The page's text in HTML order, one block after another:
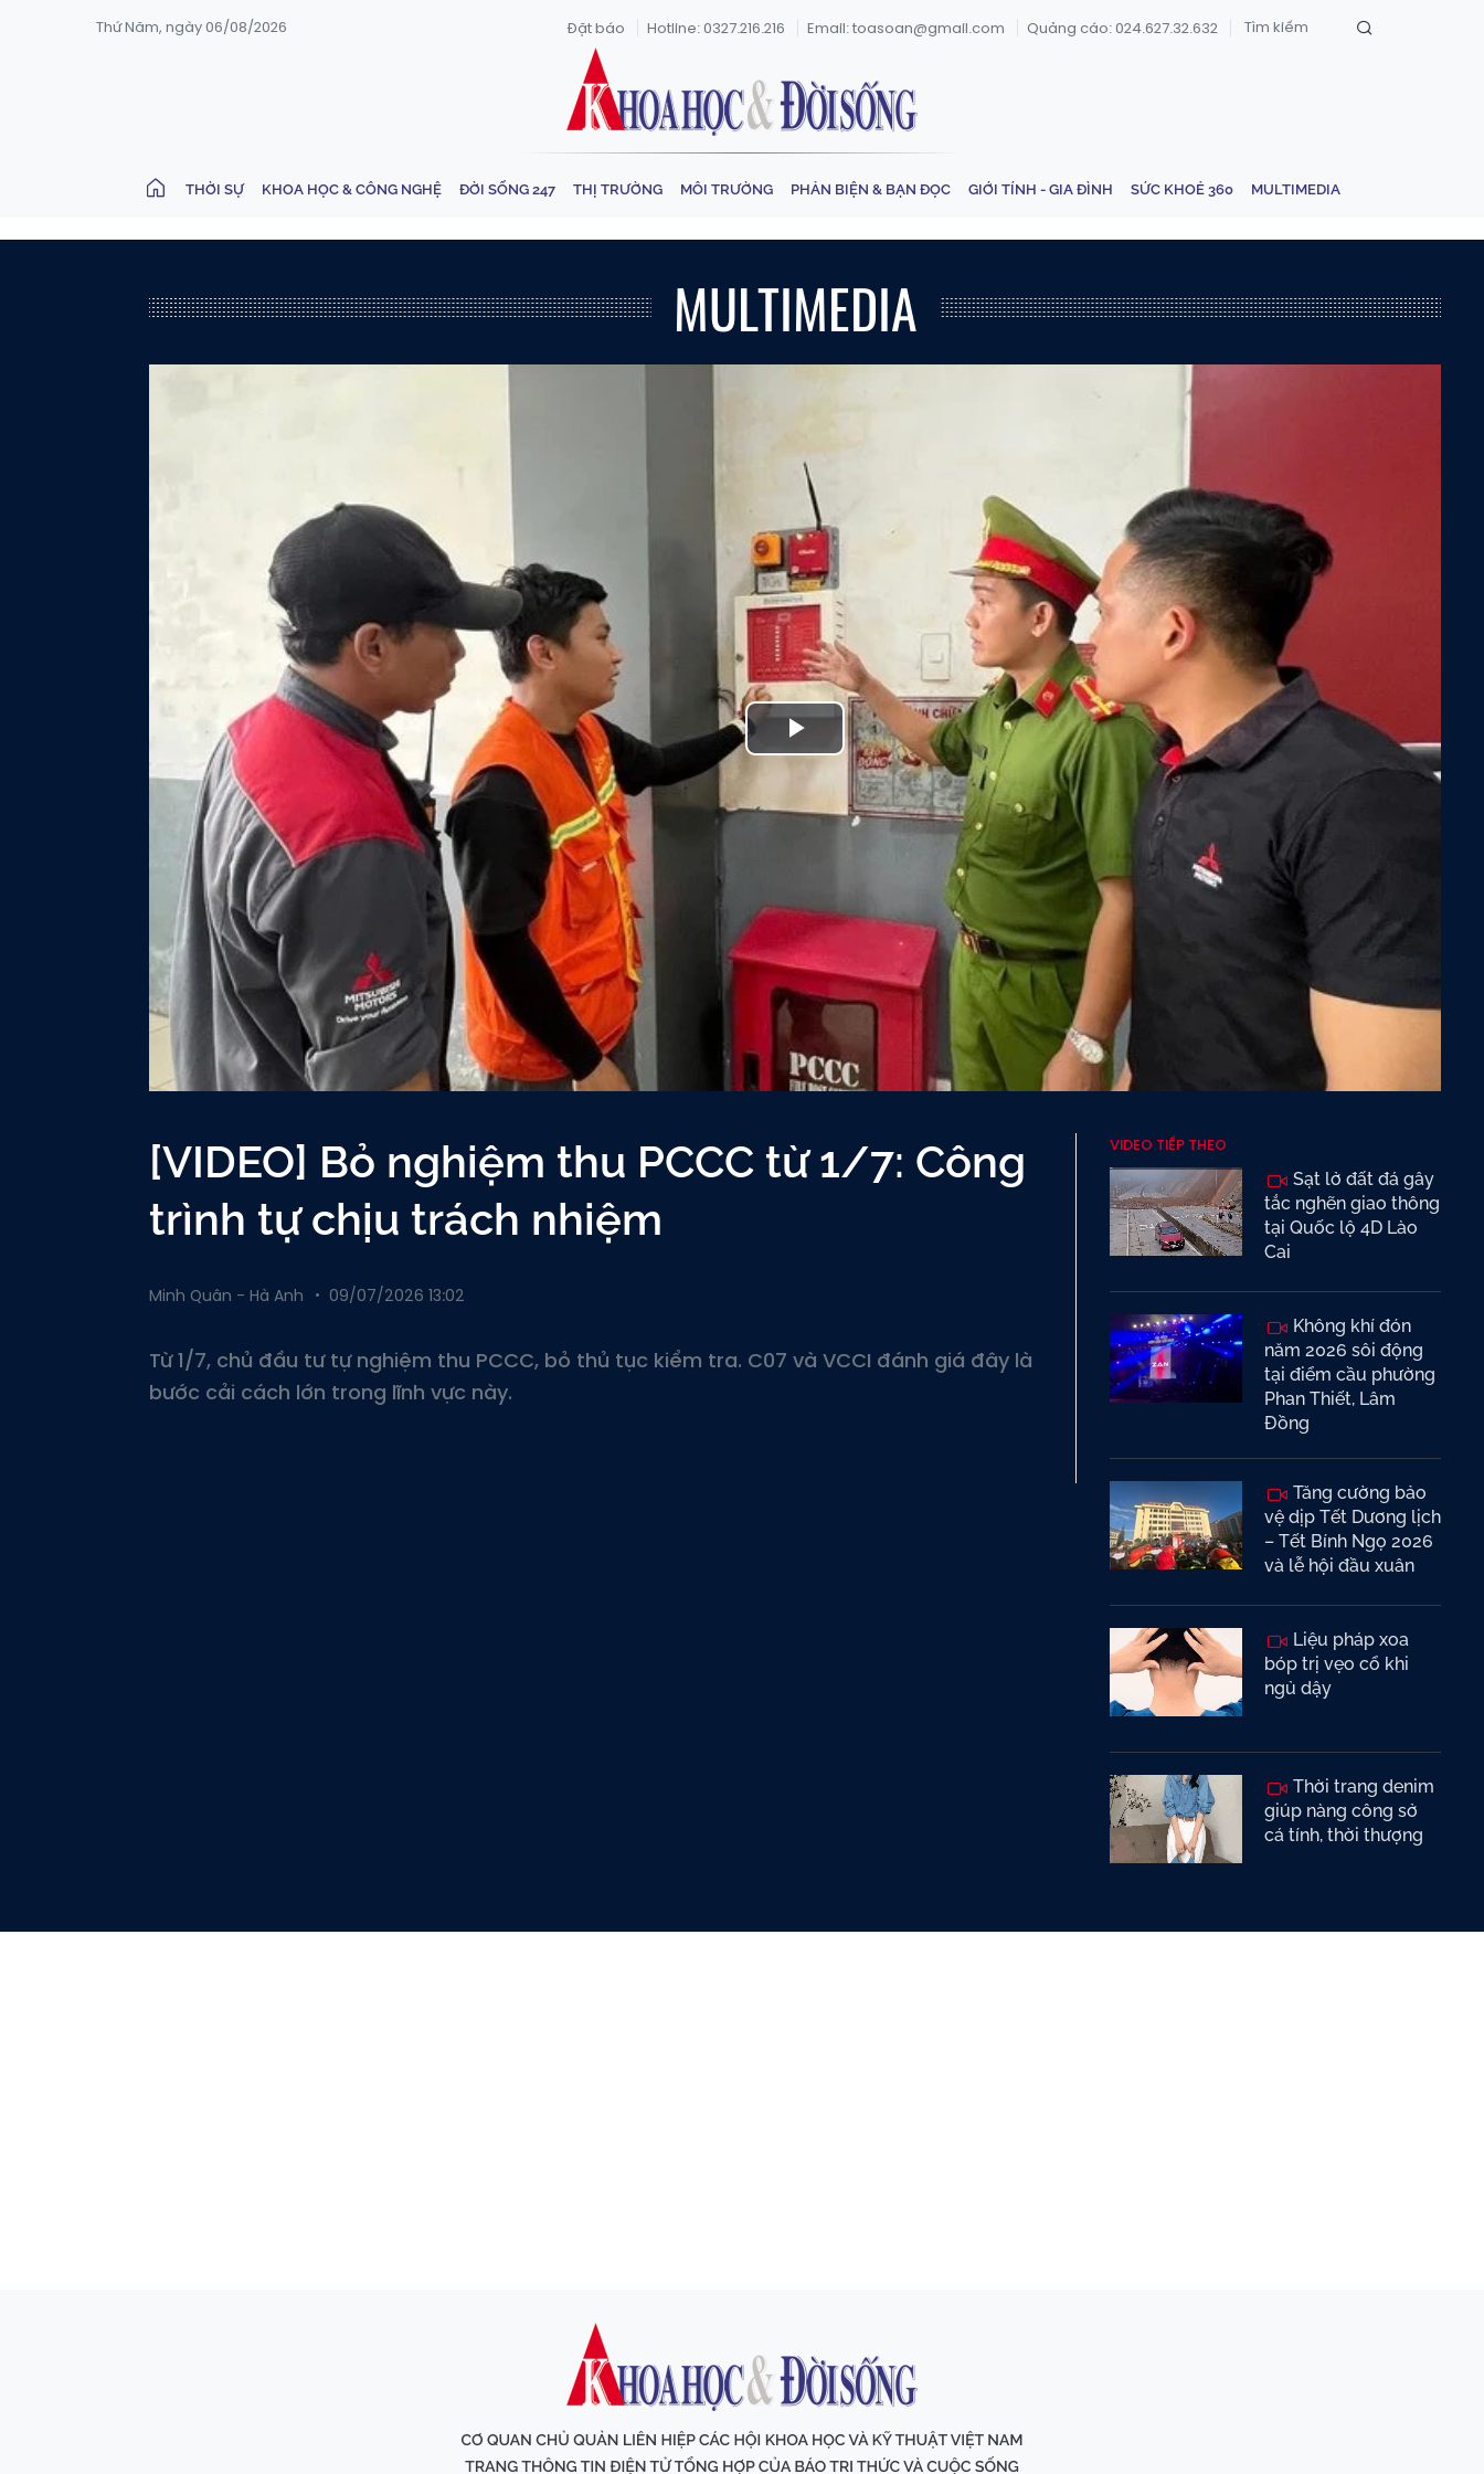
Thứ Năm, ngày 06/08/2026 Đặt báo Hotline: 0327.216.216 Email: toasoan@gmail.com Quảng cáo: 024.627.32.632
THỜI SỰ KHOA HỌC & CÔNG NGHỆ ĐỜI SỐNG 247 THỊ TRƯỜNG MÔI TRƯỜNG PHẢN BIỆN & BẠN ĐỌC GIỚI TÍNH - GIA ĐÌNH SỨC KHOẺ 360 MULTIMEDIA
MULTIMEDIA
Play
Video
[VIDEO] Bỏ nghiệm thu PCCC từ 1/7: Công
trình tự chịu trách nhiệm
Minh Quân - Hà Anh 09/07/2026 13:02
Từ 1/7, chủ đầu tư tự nghiệm thu PCCC, bỏ thủ tục kiểm tra. C07 và VCCI đánh giá đây là
bước cải cách lớn trong lĩnh vực này.
VIDEO TIẾP THEO
Sạt lở đất đá gây
tắc nghẽn giao thông
tại Quốc lộ 4D Lào
Cai
Không khí đón
năm 2026 sôi động
tại điểm cầu phường
Phan Thiết, Lâm
Đồng
Tăng cường bảo
vệ dịp Tết Dương lịch
– Tết Bính Ngọ 2026
và lễ hội đầu xuân
Liệu pháp xoa
bóp trị vẹo cổ khi
ngủ dậy
Thời trang denim
giúp nàng công sở
cá tính, thời thượng